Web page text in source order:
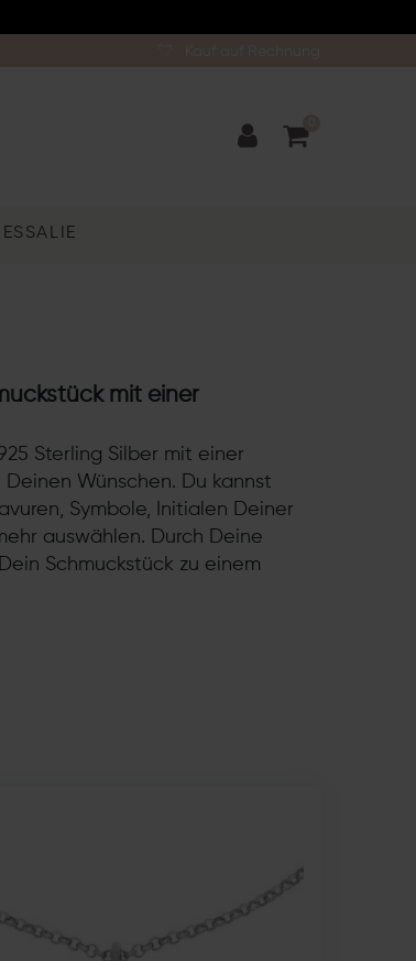
mit einer
Sterling Silber mit einer
Wünschen. Du kannst
Symbole, Initialen Deiner
auswählen. Durch Deine
Schmuckstück zu einem